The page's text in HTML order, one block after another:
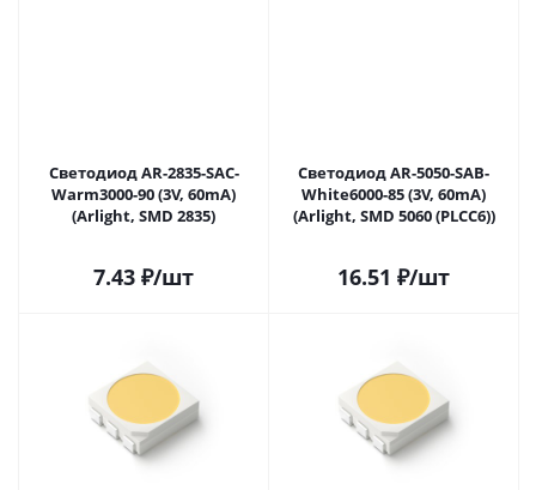
Светодиод AR-2835-SAC-
Warm3000-90 (3V, 60mA)
(Arlight, SMD 2835)
7.43 ₽/шт
Светодиод AR-5050-SAB-
White6000-85 (3V, 60mA)
(Arlight, SMD 5060 (PLCC6))
16.51 ₽/шт